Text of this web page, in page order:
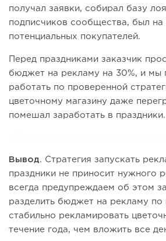
получал заявки, собирал базу
подписчиков сообщества, был на
потенциальных покупателей.
Перед праздниками заказчик
бюджет на рекламу на 30%, и мы
работать по проверенной
цветочному магазину даже
помешал заработать в праздники.
Вывод. Стратегия запускать
праздники не приносит нужного
всегда предупреждаем об этом
разделить бюджет на рекламу по
стабильно рекламировать
течение года, чем вложить все